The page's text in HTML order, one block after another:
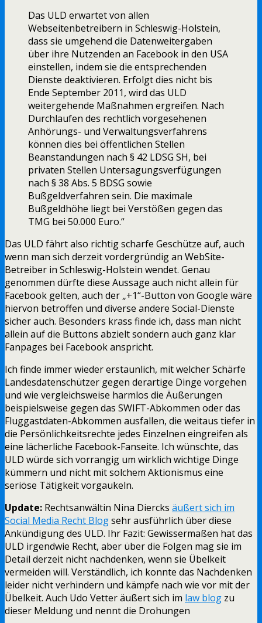
Das ULD erwartet von allen
Webseitenbetreibern in Schleswig-Holstein,
dass sie umgehend die Datenweitergaben
über ihre Nutzenden an Facebook in den USA
einstellen, indem sie die entsprechenden
Dienste deaktivieren. Erfolgt dies nicht bis
Ende September 2011, wird das ULD
weitergehende Maßnahmen ergreifen. Nach
Durchlaufen des rechtlich vorgesehenen
Anhörungs- und Verwaltungsverfahrens
können dies bei öffentlichen Stellen
Beanstandungen nach § 42 LDSG SH, bei
privaten Stellen Untersagungsverfügungen
nach § 38 Abs. 5 BDSG sowie
Bußgeldverfahren sein. Die maximale
Bußgeldhöhe liegt bei Verstößen gegen das
TMG bei 50.000 Euro.“
Das ULD fährt also richtig scharfe Geschütze auf, auch
wenn man sich derzeit vordergründig an WebSite-
Betreiber in Schleswig-Holstein wendet. Genau
genommen dürfte diese Aussage auch nicht allein für
Facebook gelten, auch der „+1“-Button von Google wäre
hiervon betroffen und diverse andere Social-Dienste
sicher auch. Besonders krass finde ich, dass man nicht
allein auf die Buttons abzielt sondern auch ganz klar
Fanpages bei Facebook anspricht.
Ich finde immer wieder erstaunlich, mit welcher Schärfe
Landesdatenschützer gegen derartige Dinge vorgehen
und wie vergleichsweise harmlos die Äußerungen
beispielsweise gegen das SWIFT-Abkommen oder das
Fluggastdaten-Abkommen ausfallen, die weitaus tiefer in
die Persönlichkeitsrechte jedes Einzelnen eingreifen als
eine lächerliche Facebook-Fanseite. Ich wünschte, das
ULD würde sich vorrangig um wirklich wichtige Dinge
kümmern und nicht mit solchem Aktionismus eine
seriöse Tätigkeit vorgaukeln.
Update: Rechtsanwältin Nina Diercks äußert sich im
Social Media Recht Blogsehr ausführlich über diese
Ankündigung des ULD. Ihr Fazit: Gewissermaßen hat das
ULD irgendwie Recht, aber über die Folgen mag sie im
Detail derzeit nicht nachdenken, wenn sie Übelkeit
vermeiden will. Verständlich, ich konnte das Nachdenken
leider nicht verhindern und kämpfe nach wie vor mit der
Übelkeit. Auch Udo Vetter äußert sich im law blog zu
dieser Meldung und nennt die Drohungen